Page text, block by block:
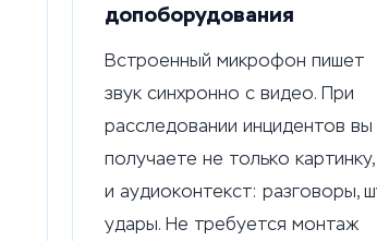
допоборудования
Встроенный микрофон пишет
звук синхронно с видео. При
расследовании инцидентов вы
получаете не только
и аудиоконтекст: разговоры,
удары. Не требуется монтаж